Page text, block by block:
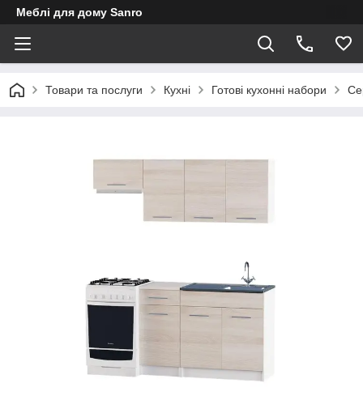
Меблі для дому Sanro
Товари та послуги Кухні Готові кухонні набори